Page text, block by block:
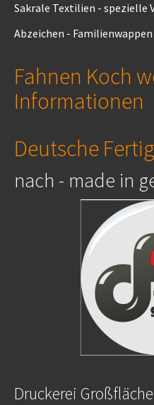
Sakrale Textilien - spezielle
Abzeichen -
Fahnen Koch
Informationen
Deutsche
nach - made in
Druckerei